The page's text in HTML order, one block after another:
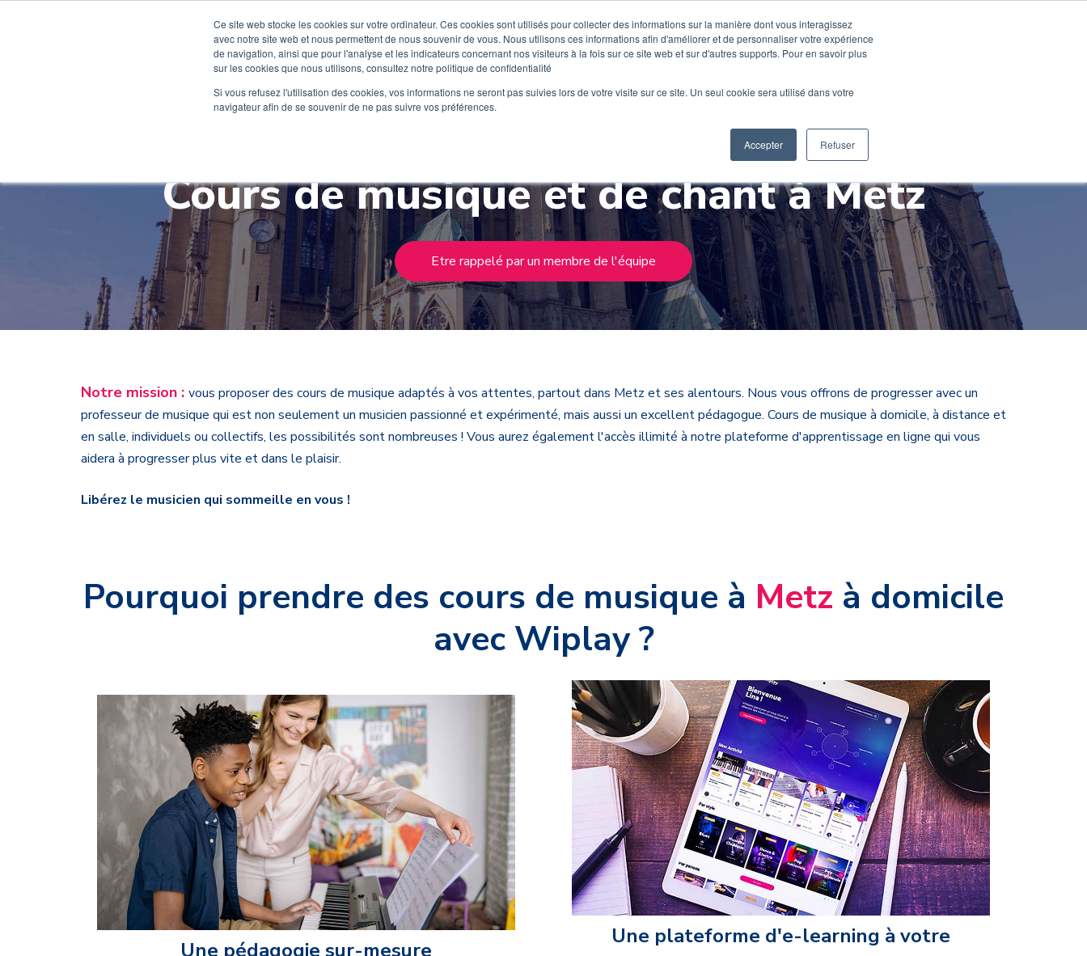
Ce site web stocke les cookies sur votre ordinateur. Ces cookies sont utilisés pour collecter des informations sur la manière dont vous interagissez
avec notre site web et nous permettent de nous souvenir de vous. Nous utilisons ces informations afin d'améliorer et de personnaliser votre expérience
de navigation, ainsi que pour l'analyse et les indicateurs concernant nos visiteurs à la fois sur ce site web et sur d'autres supports. Pour en savoir plus
sur les cookies que nous utilisons, consultez notre politique de confidentialité
Si vous refusez l'utilisation des cookies, vos informations ne seront pas suivies lors de votre visite sur ce site. Un seul cookie sera utilisé dans votre
navigateur afin de se souvenir de ne pas suivre vos préférences.
Accepter Refuser
Rentrée 2026
Cours de musique et de chant à Metz
Etre rappelé par un membre de l'équipe
Notre mission : vous proposer des cours de musique adaptés à vos attentes, partout dans Metz et ses alentours. Nous vous offrons de progresser avec un
professeur de musique qui est non seulement un musicien passionné et expérimenté, mais aussi un excellent pédagogue. Cours de musique à domicile, à distance et
en salle, individuels ou collectifs, les possibilités sont nombreuses ! Vous aurez également l'accès illimité à notre plateforme d'apprentissage en ligne qui vous
aidera à progresser plus vite et dans le plaisir.
Libérez le musicien qui sommeille en vous !
Pourquoi prendre des cours de musique à Metz à domicile
avec Wiplay ?
Une pédagogie sur-mesure
Une plateforme d'e-learning à votre